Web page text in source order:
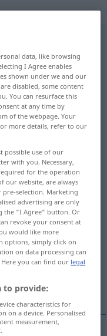
Gesichtssinn
Blick,
data, like browsing
I Agree enables
shown under we and our
disabled, some content
You can resurface this
at any time by
of the webpage. Your
more details, refer to our
possible use of our
with you. Necessary,
for the operation
our website, are always
selection. Marketing
advertising are only
the "I Agree" button. Or
revoke your consent at
would like more
options, simply click on
on data processing can
Here you can find our legal
to provide:
characteristics for
on a device. Personalised
measurement,